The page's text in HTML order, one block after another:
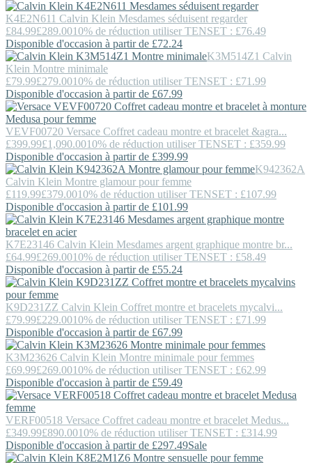
K4E2N611 Calvin Klein Mesdames séduisent regarder
£84.99£289.0010% de réduction utiliser TENSET : £76.49
Disponible d'occasion à partir de £72.24
K3M514Z1 Calvin
Klein Montre minimale
£79.99£279.0010% de réduction utiliser TENSET : £71.99
Disponible d'occasion à partir de £67.99
VEVF00720 Versace Coffret cadeau montre et bracelet &agra...
£399.99£1,090.0010% de réduction utiliser TENSET : £359.99
Disponible d'occasion à partir de £399.99
K942362A
Calvin Klein Montre glamour pour femme
£119.99£379.0010% de réduction utiliser TENSET : £107.99
Disponible d'occasion à partir de £101.99
K7E23146 Calvin Klein Mesdames argent graphique montre br...
£64.99£269.0010% de réduction utiliser TENSET : £58.49
Disponible d'occasion à partir de £55.24
K9D231ZZ Calvin Klein Coffret montre et bracelets mycalvi...
£79.99£229.0010% de réduction utiliser TENSET : £71.99
Disponible d'occasion à partir de £67.99
K3M23626 Calvin Klein Montre minimale pour femmes
£69.99£269.0010% de réduction utiliser TENSET : £62.99
Disponible d'occasion à partir de £59.49
VERF00518 Versace Coffret cadeau montre et bracelet Medus...
£349.99£890.0010% de réduction utiliser TENSET : £314.99
Disponible d'occasion à partir de £297.49Sale